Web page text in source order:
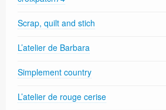
Scrap, quilt and stich
L’atelier de Barbara
Simplement country
L’atelier de rouge cerise